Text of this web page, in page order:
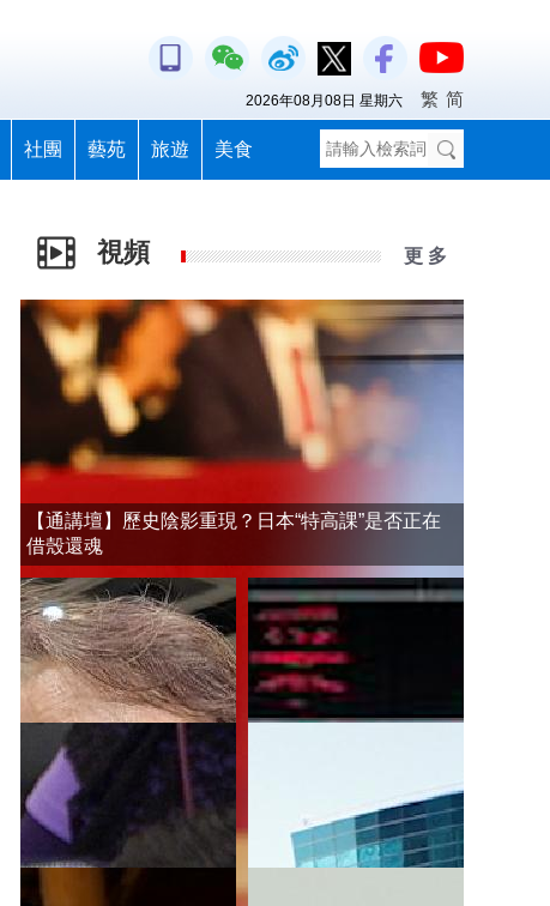
社團 藝苑 旅遊 美食
2026年08月08日 星期六 繁 简
視頻 更 多
【通講壇】歷史陰影重現？日本“特高課”是否正在
借殼還魂